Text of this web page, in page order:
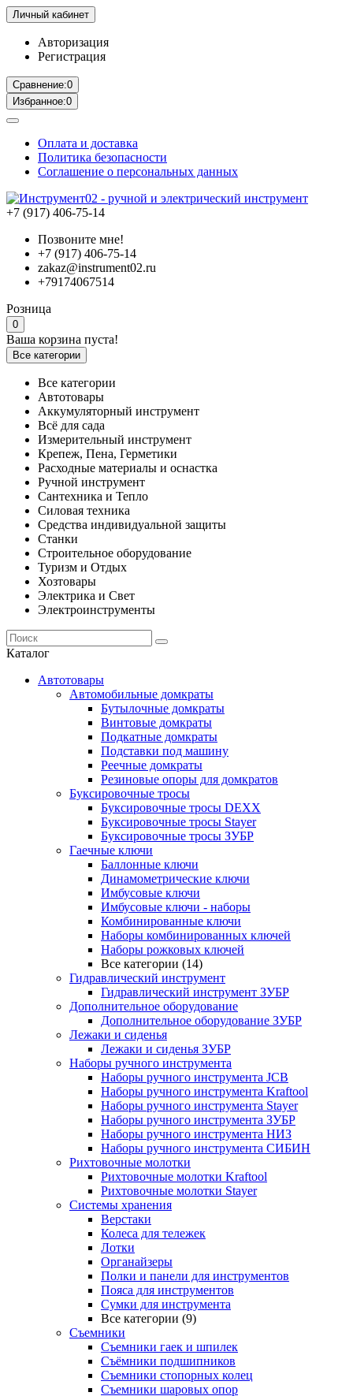
Личный кабинет
Авторизация
Регистрация
Сравнение:0
Избранное:0
Оплата и доставка
Политика безопасности
Соглашение о персональных данных
+7 (917) 406-75-14
Позвоните мне!
+7 (917) 406-75-14
zakaz@instrument02.ru
+79174067514
Розница
0
Ваша корзина пуста!
Все категории
Все категории
Автотовары
Аккумуляторный инструмент
Всё для сада
Измерительный инструмент
Крепеж, Пена, Герметики
Расходные материалы и оснастка
Ручной инструмент
Сантехника и Тепло
Силовая техника
Средства индивидуальной защиты
Станки
Строительное оборудование
Туризм и Отдых
Хозтовары
Электрика и Свет
Электроинструменты
Каталог
Автотовары
Автомобильные домкраты
Бутылочные домкраты
Винтовые домкраты
Подкатные домкраты
Подставки под машину
Реечные домкраты
Резиновые опоры для домкратов
Буксировочные тросы
Буксировочные тросы DEXX
Буксировочные тросы Stayer
Буксировочные тросы ЗУБР
Гаечные ключи
Баллонные ключи
Динамометрические ключи
Имбусовые ключи
Имбусовые ключи - наборы
Комбинированные ключи
Наборы комбинированных ключей
Наборы рожковых ключей
Все категории (14)
Гидравлический инструмент
Гидравлический инструмент ЗУБР
Дополнительное оборудование
Дополнительное оборудование ЗУБР
Лежаки и сиденья
Лежаки и сиденья ЗУБР
Наборы ручного инструмента
Наборы ручного инструмента JCB
Наборы ручного инструмента Kraftool
Наборы ручного инструмента Stayer
Наборы ручного инструмента ЗУБР
Наборы ручного инструмента НИЗ
Наборы ручного инструмента СИБИН
Рихтовочные молотки
Рихтовочные молотки Kraftool
Рихтовочные молотки Stayer
Системы хранения
Верстаки
Колеса для тележек
Лотки
Органайзеры
Полки и панели для инструментов
Пояса для инструментов
Сумки для инструмента
Все категории (9)
Съемники
Съемники гаек и шпилек
Съёмники подшипников
Съемники стопорных колец
Съемники шаровых опор